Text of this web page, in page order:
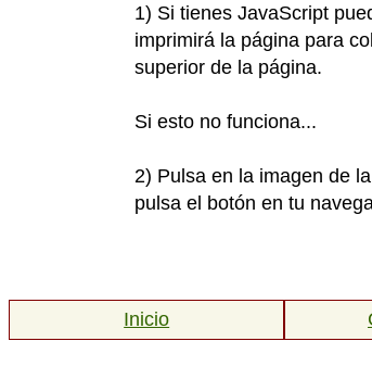
1) Si tienes JavaScript
imprimirá la página para
superior de la página.
Si esto no funciona...
2) Pulsa en la imagen de
pulsa el botón en tu
Inicio